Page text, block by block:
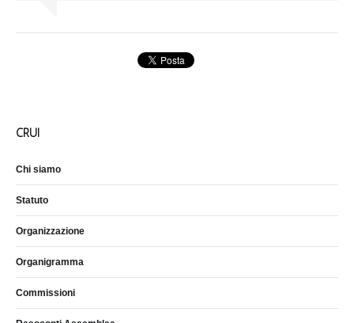
CRUI
Chi siamo
Statuto
Organizzazione
Organigramma
Commissioni